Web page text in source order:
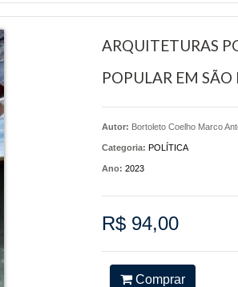
ARQUITETURAS
POPULAR EM SÃO
Autor: Bortoleto Coelho Marco
Categoria: POLÍTICA
Ano: 2023
R$ 94,00
Comprar